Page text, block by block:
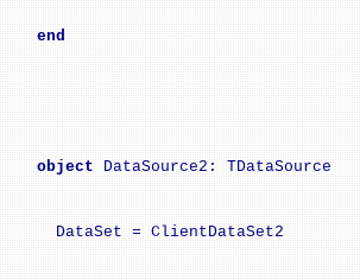
end
object DataSource2: TDataSource
DataSet = ClientDataSet2